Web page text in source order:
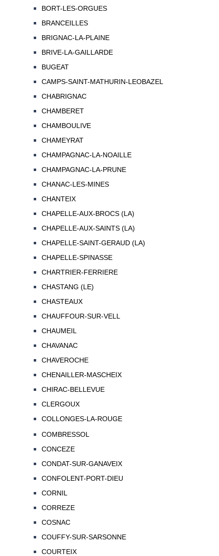
BORT-LES-ORGUES
BRANCEILLES
BRIGNAC-LA-PLAINE
BRIVE-LA-GAILLARDE
BUGEAT
CAMPS-SAINT-MATHURIN-LEOBAZEL
CHABRIGNAC
CHAMBERET
CHAMBOULIVE
CHAMEYRAT
CHAMPAGNAC-LA-NOAILLE
CHAMPAGNAC-LA-PRUNE
CHANAC-LES-MINES
CHANTEIX
CHAPELLE-AUX-BROCS (LA)
CHAPELLE-AUX-SAINTS (LA)
CHAPELLE-SAINT-GERAUD (LA)
CHAPELLE-SPINASSE
CHARTRIER-FERRIERE
CHASTANG (LE)
CHASTEAUX
CHAUFFOUR-SUR-VELL
CHAUMEIL
CHAVANAC
CHAVEROCHE
CHENAILLER-MASCHEIX
CHIRAC-BELLEVUE
CLERGOUX
COLLONGES-LA-ROUGE
COMBRESSOL
CONCEZE
CONDAT-SUR-GANAVEIX
CONFOLENT-PORT-DIEU
CORNIL
CORREZE
COSNAC
COUFFY-SUR-SARSONNE
COURTEIX